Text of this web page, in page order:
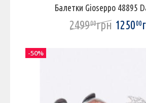
Балетки Gioseppo 48895
249900грн 125000
-50%